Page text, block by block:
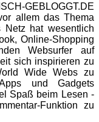
GEBLOGGT.DE
allem das Thema
Netz hat wesentlich
Online-Shopping
Websurfer auf
sich inspirieren zu
Wide Webs zu
und Gadgets
Spaß beim Lesen -
Funktion zu